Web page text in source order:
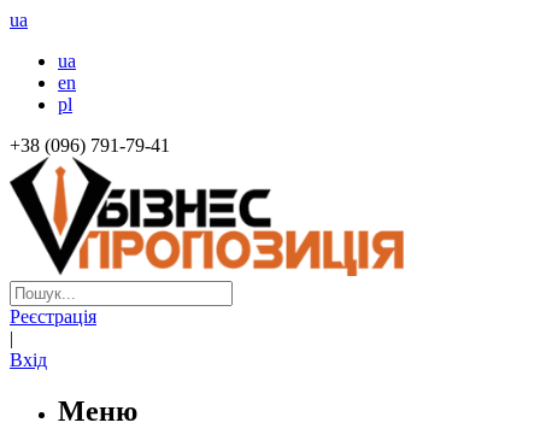
ua
ua
en
pl
+38 (096) 791-79-41
Реєстрація
|
Вхід
Меню